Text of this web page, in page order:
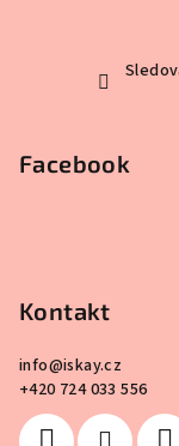
Facebook
Kontakt
info@iskay.cz
+420 724 033 556